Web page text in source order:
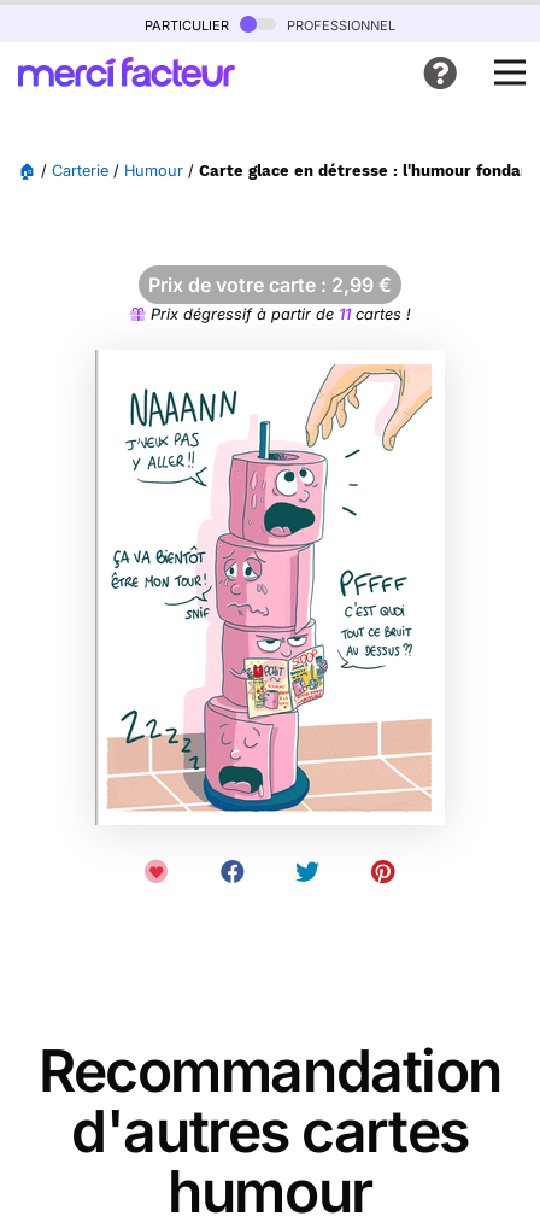
particulier professionnel
🏠 / Carterie / Humour / Carte glace en détresse : l'humour fondant
Prix de votre carte : 2,99 €
Prix dégressif à partir de 11cartes !
Recommandation
d'autres cartes
humour